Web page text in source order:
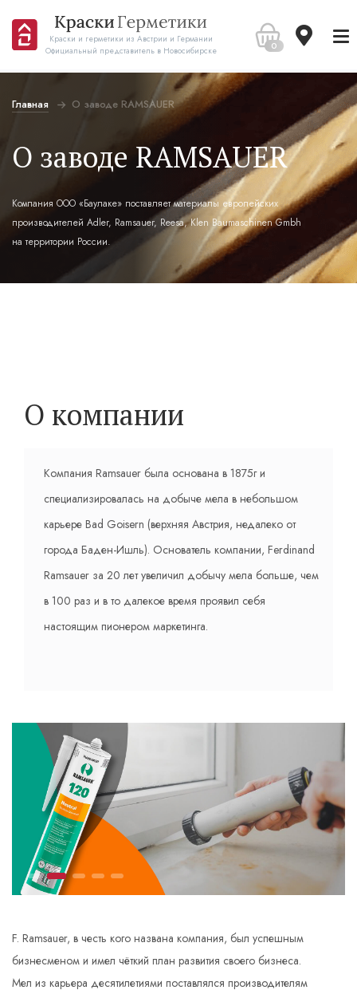
Краски и герметики из Австрии и Германии
Официальный представитель в Новосибирске
0
Главная О заводе RAMSAUER
О заводе RAMSAUER
Компания OOO «Баулаке» поставляет материалы европейских
производителей Adler, Ramsauer, Reesa, Klen Baumaschinen Gmbh
на территории России.
О компании
Компания Ramsauer была основана в 1875г и
специализировалась на добыче мела в небольшом
карьере Bad Goisern (верхняя Австрия, недалеко от
города Баден-Ишль). Основатель компании, Ferdinand
Ramsauer за 20 лет увеличил добычу мела больше, чем
в 100 раз и в то далекое время проявил себя
настоящим пионером маркетинга.
F. Ramsauer, в честь кого названа компания, был успешным
бизнесменом и имел чёткий план развития своего бизнеса.
Мел из карьера десятилетиями поставлялся производителям